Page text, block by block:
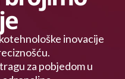
inovacije
za pobjedom u